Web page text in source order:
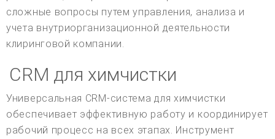
сложные вопросы путем управления, анализа и
учета внутриорганизационной деятельности
клиринговой компании.
CRM для химчистки
Универсальная CRM-система для химчистки
обеспечивает эффективную работу и координирует
рабочий процесс на всех этапах. Инструмент